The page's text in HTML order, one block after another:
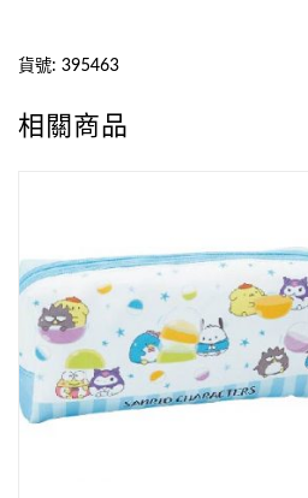
貨號: 395463
相關商品